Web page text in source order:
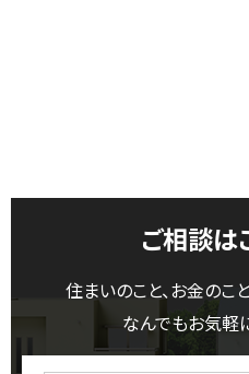
ご相談は
住まいのこと、お金のこ
なんでもお気軽